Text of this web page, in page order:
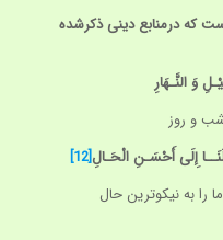
که درمنابع دینی ذکرشده
وَ النَّـهَارِ
و روز
إِلَی أَحْسَـنِ الْحَـالِ[12]
را به نیکوترین حال